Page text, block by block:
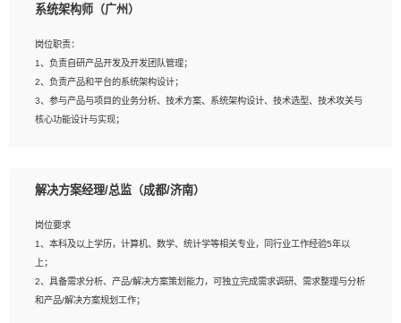
2、1年以上Golang开发工作经验，能独立完成相应项目开发；
与实现，熟悉常用开源框架及设计模式；
4、熟悉Golang、连接池、消息队列等组件使用、熟悉后端开发、测试、调试流程
跟工具使用；
5、对技术有激情，喜欢钻研，能快速接受和掌握新技术，学习能力和工作责任心
强，良好的沟通表达能力和团队协作能力。
系统架构师（广州）
岗位职责：
1、负责自研产品开发及开发团队管理；
2、负责产品和平台的系统架构设计；
3、参与产品与项目的业务分析、技术方案、系统架构设计、技术选型、技术攻关与
核心功能设计与实现；
岗位要求：
1、全日制统招本科及以上学历，计算机相关专业毕业，5年以上开发工作经验；
2、具有扎实的java编程功底和良好的编码习惯，有分布式、多线程及高并发系统开
发经验和性能调优经验尤佳；熟悉JVM调优；掌握基础中间件、基础架构方案和云
平台、云产品功能特性，熟练使用相关平台的功能和了解其背后实现机制；
解决方案经理/总监（成都/济南）
岗位要求
1、本科及以上学历，计算机、数学、统计学等相关专业，同行业工作经验5年以
上；
2、具备需求分析、产品/解决方案策划能力，可独立完成需求调研、需求整理与分析
和产品/解决方案规划工作；